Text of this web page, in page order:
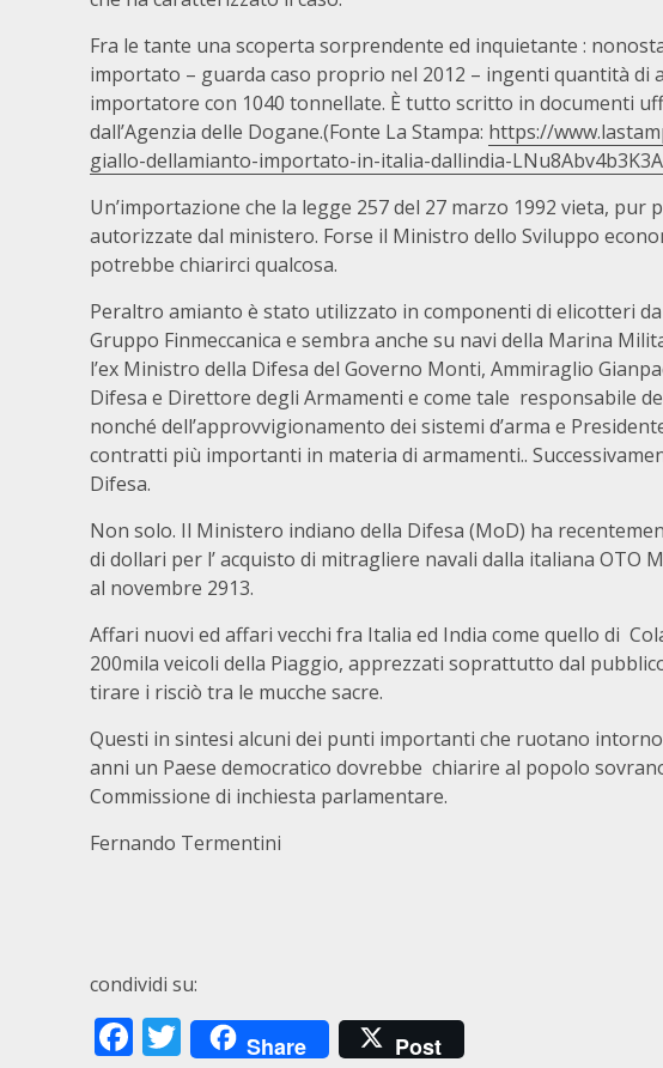
Fra le tante una scoperta sorprendente ed inquietante :
importato – guarda caso proprio nel 2012 – ingenti quantità di
importatore con 1040 tonnellate. È tutto scritto in documenti
dall’Agenzia delle Dogane.(Fonte La Stampa: https://
giallo-dellamianto-importato-in-italia-dallindia-
Un’importazione che la legge 257 del 27 marzo 1992 vieta,
autorizzate dal ministero. Forse il Ministro dello Sviluppo
potrebbe chiarirci qualcosa.
Peraltro amianto è stato utilizzato in componenti di elicotteri
Gruppo Finmeccanica e sembra anche su navi della Marina
l’ex Ministro della Difesa del Governo Monti, Ammiraglio
Difesa e Direttore degli Armamenti e come tale responsabile
nonché dell’approvvigionamento dei sistemi d’arma e
contratti più importanti in materia di armamenti..
Difesa.
Non solo. Il Ministero indiano della Difesa (MoD) ha
di dollari per l’ acquisto di mitragliere navali dalla italiana OTO
al novembre 2913.
Affari nuovi ed affari vecchi fra Italia ed India come quello di
200mila veicoli della Piaggio, apprezzati soprattutto dal
tirare i risciò tra le mucche sacre.
Questi in sintesi alcuni dei punti importanti che ruotano
anni un Paese democratico dovrebbe chiarire al popolo
Commissione di inchiesta parlamentare.
Fernando Termentini
condividi su:
Facebook
Twitter
Share Post